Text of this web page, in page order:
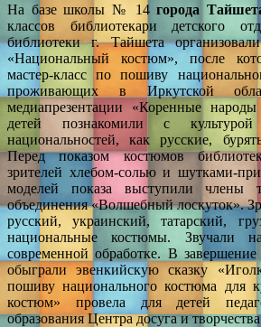
На базе школы № 14 города
классов библиотекари детского
библиотеки г. Тайшета
«Национальный костюм», после
мастер-класс по пошиву
проживающих в Иркутской
медиапрезентации «Коренные
детей познакомили с
национальностей, как русские,
Перед показом костюмов
зрителей хлебом-солью и шутками-
моделей показа выступили члены
объединения «Волшебный лоскуток».
русский, украинский, татарский,
национальные костюмы. Звучали
современной обработке. В завершение
обыграли эвенкийскую сказку
пошиву национального костюма для
костюм» провела для детей
образования Центра досуга и